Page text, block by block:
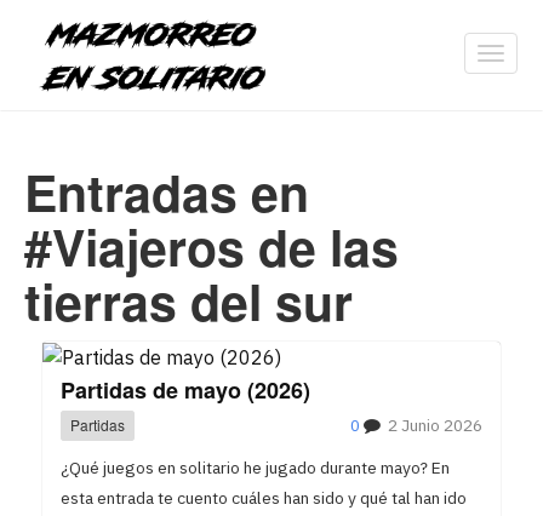
Entradas en
#Viajeros de las
tierras del sur
Partidas de mayo (2026)
Partidas 2 Junio 2026
0
¿Qué juegos en solitario he jugado durante mayo? En
esta entrada te cuento cuáles han sido y qué tal han ido